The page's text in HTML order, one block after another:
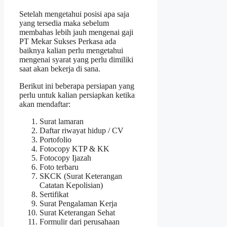
Setelah mengetahui posisi apa saja
yang tersedia maka sebelum
membahas lebih jauh mengenai gaji
PT Mekar Sukses Perkasa ada
baiknya kalian perlu mengetahui
mengenai syarat yang perlu dimiliki
saat akan bekerja di sana.
Berikut ini beberapa persiapan yang
perlu untuk kalian persiapkan ketika
akan mendaftar:
Surat lamaran
Daftar riwayat hidup / CV
Portofolio
Fotocopy KTP & KK
Fotocopy Ijazah
Foto terbaru
SKCK (Surat Keterangan
Catatan Kepolisian)
Sertifikat
Surat Pengalaman Kerja
Surat Keterangan Sehat
Formulir dari perusahaan